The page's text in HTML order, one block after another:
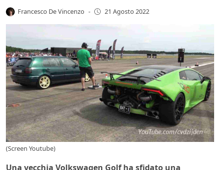
Francesco De Vincenzo - 21 Agosto 2022
(Screen Youtube)
Una vecchia Volkswagen Golf ha sfidato una